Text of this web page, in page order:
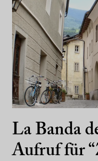
La Banda
Aufruf für